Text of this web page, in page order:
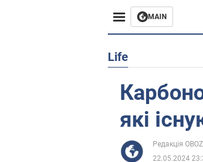
MAIN
Європа
Африка
Life
які
Редакція OBOZ
22.05.2024